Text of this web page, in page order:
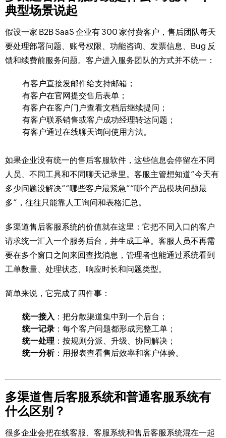
典型场景说起
假设一家 B2B SaaS 企业有 300 家付费客户，售后团队每天
要处理部署问题、账号权限、功能咨询、发票信息、Bug 反
馈和续费前服务问题。客户进入服务团队的方式并不统一：
有客户直接发邮件给支持邮箱；
有客户在官网提交售后表单；
有客户在客户门户查看文档后继续提问；
有客户联系销售或客户成功经理转达问题；
有客户通过在线聊天询问使用方法。
如果企业没有统一的售后客服软件，这些信息会停留在不同
人员、不同工具和不同聊天记录里。客服主管想知道“今天有
多少问题没解决”“哪些客户最紧急”“哪个产品模块问题最
多”，往往只能靠人工询问和表格汇总。
多渠道售后客服系统的价值就在这里：它把不同入口的客户
请求统一汇入一个服务后台，并生成工单。客服人员不再需
要在多个窗口之间来回查找消息，管理者也能通过系统看到
工单数量、处理状态、响应时长和问题类型。
简单来说，它完成了四件事：
统一接入 ：把分散渠道集中到一个后台；
统一记录 ：每个客户问题都形成完整工单；
统一处理 ：按规则分派、升级、协同解决；
统一分析：用报表查看售后效率和客户体验。
多渠道售后客服系统和普通客服系统有
什么区别？
很多企业会把在线客服、客服系统和售后客服系统混在一起